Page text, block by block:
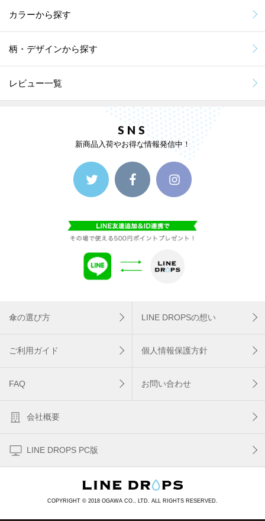
カラーから探す
柄・デザインから探す
レビュー一覧
SNS
新商品入荷やお得な情報発信中！
傘の選び方 LINE DROPSの想い
ご利用ガイド 個人情報保護方針
FAQ お問い合わせ
会社概要
LINE DROPS PC版
COPYRIGHT © 2018 OGAWA CO., LTD. ALL RIGHTS RESERVED.